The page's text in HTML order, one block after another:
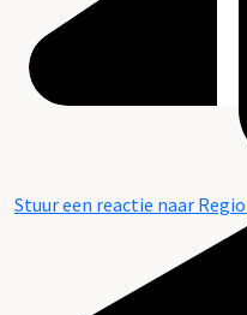
Stuur een reactie naar